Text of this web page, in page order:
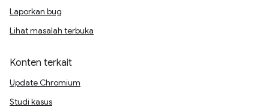
Laporkan bug
Lihat masalah terbuka
Konten terkait
Update Chromium
Studi kasus